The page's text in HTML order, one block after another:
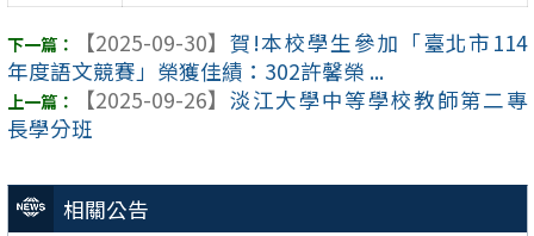
相關公告
【2025-09-30】 賀!本校學生參加「臺北市114
年度語文競賽」榮獲佳績：302許馨榮 ...
【2025-09-26】 淡江大學中等學校教師第二專
長學分班